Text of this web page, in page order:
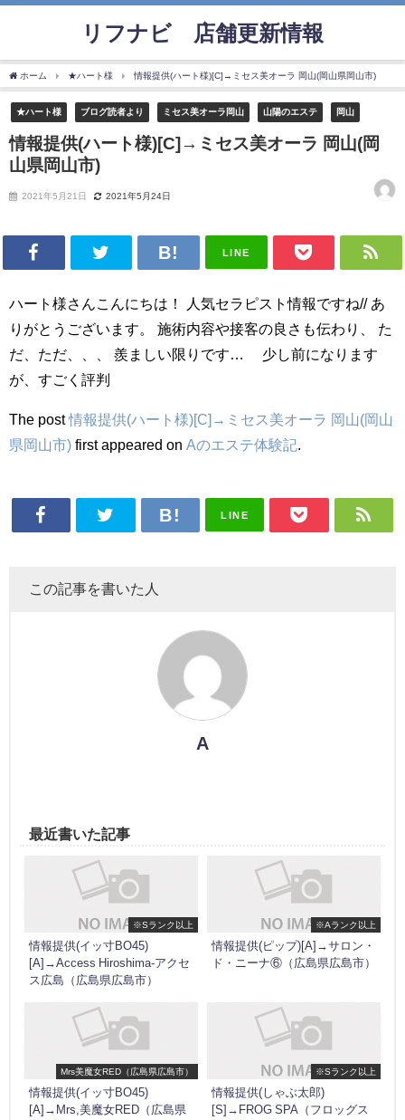
リフナビ®店舗更新情報
ホーム ★ハート様 情報提供(ハート様)[C]→ミセス美オーラ 岡山(岡山県岡山市)
★ハート様 ブログ読者より ミセス美オーラ岡山 山陽のエステ 岡山
情報提供(ハート様)[C]→ミセス美オーラ 岡山(岡
山県岡山市)
2021年5月21日 2021年5月24日
LINE
ハート様さんこんにちは！ 人気セラピスト情報ですね// あ
りがとうございます。 施術内容や接客の良さも伝わり、 た
だ、ただ、、、 羨ましい限りです… 少し前になります
が、すごく評判
The post情報提供(ハート様)[C]→ミセス美オーラ 岡山(岡山
県岡山市) first appeared on Aのエステ体験記
LINE
この記事を書いた人
A
最近書いた記事
※Sランク以上
情報提供(イッ寸BO45)
[A]→Access Hiroshima-アクセ
ス広島（広島県広島市）
※Aランク以上
情報提供(ピップ)[A]→サロン・
ド・ニーナ⑥（広島県広島市）
Mrs美魔女RED（広島県広島市）
情報提供(イッ寸BO45)
[A]→Mrs,美魔女RED（広島県
※Sランク以上
情報提供(しゃぶ太郎)
[S]→FROG SPA（フロッグス